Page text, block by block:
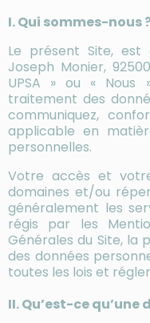
I. Qui sommes-nous
Le présent Site, est
Joseph Monier,
UPSA » ou «
traitement des
communiquez,
applicable en
personnelles.
Votre accès et
domaines et/ou
généralement les
régis par les
Générales du Site, la
des données
toutes les lois et
II. Qu’est-ce qu’une